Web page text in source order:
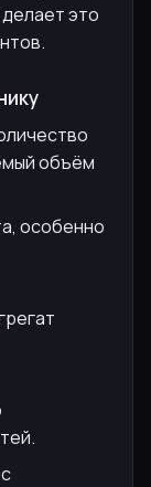
это
объём
особенно